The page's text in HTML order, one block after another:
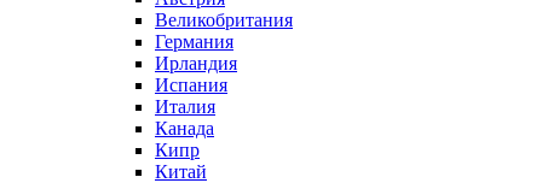
Великобритания
Германия
Ирландия
Испания
Италия
Канада
Кипр
Китай